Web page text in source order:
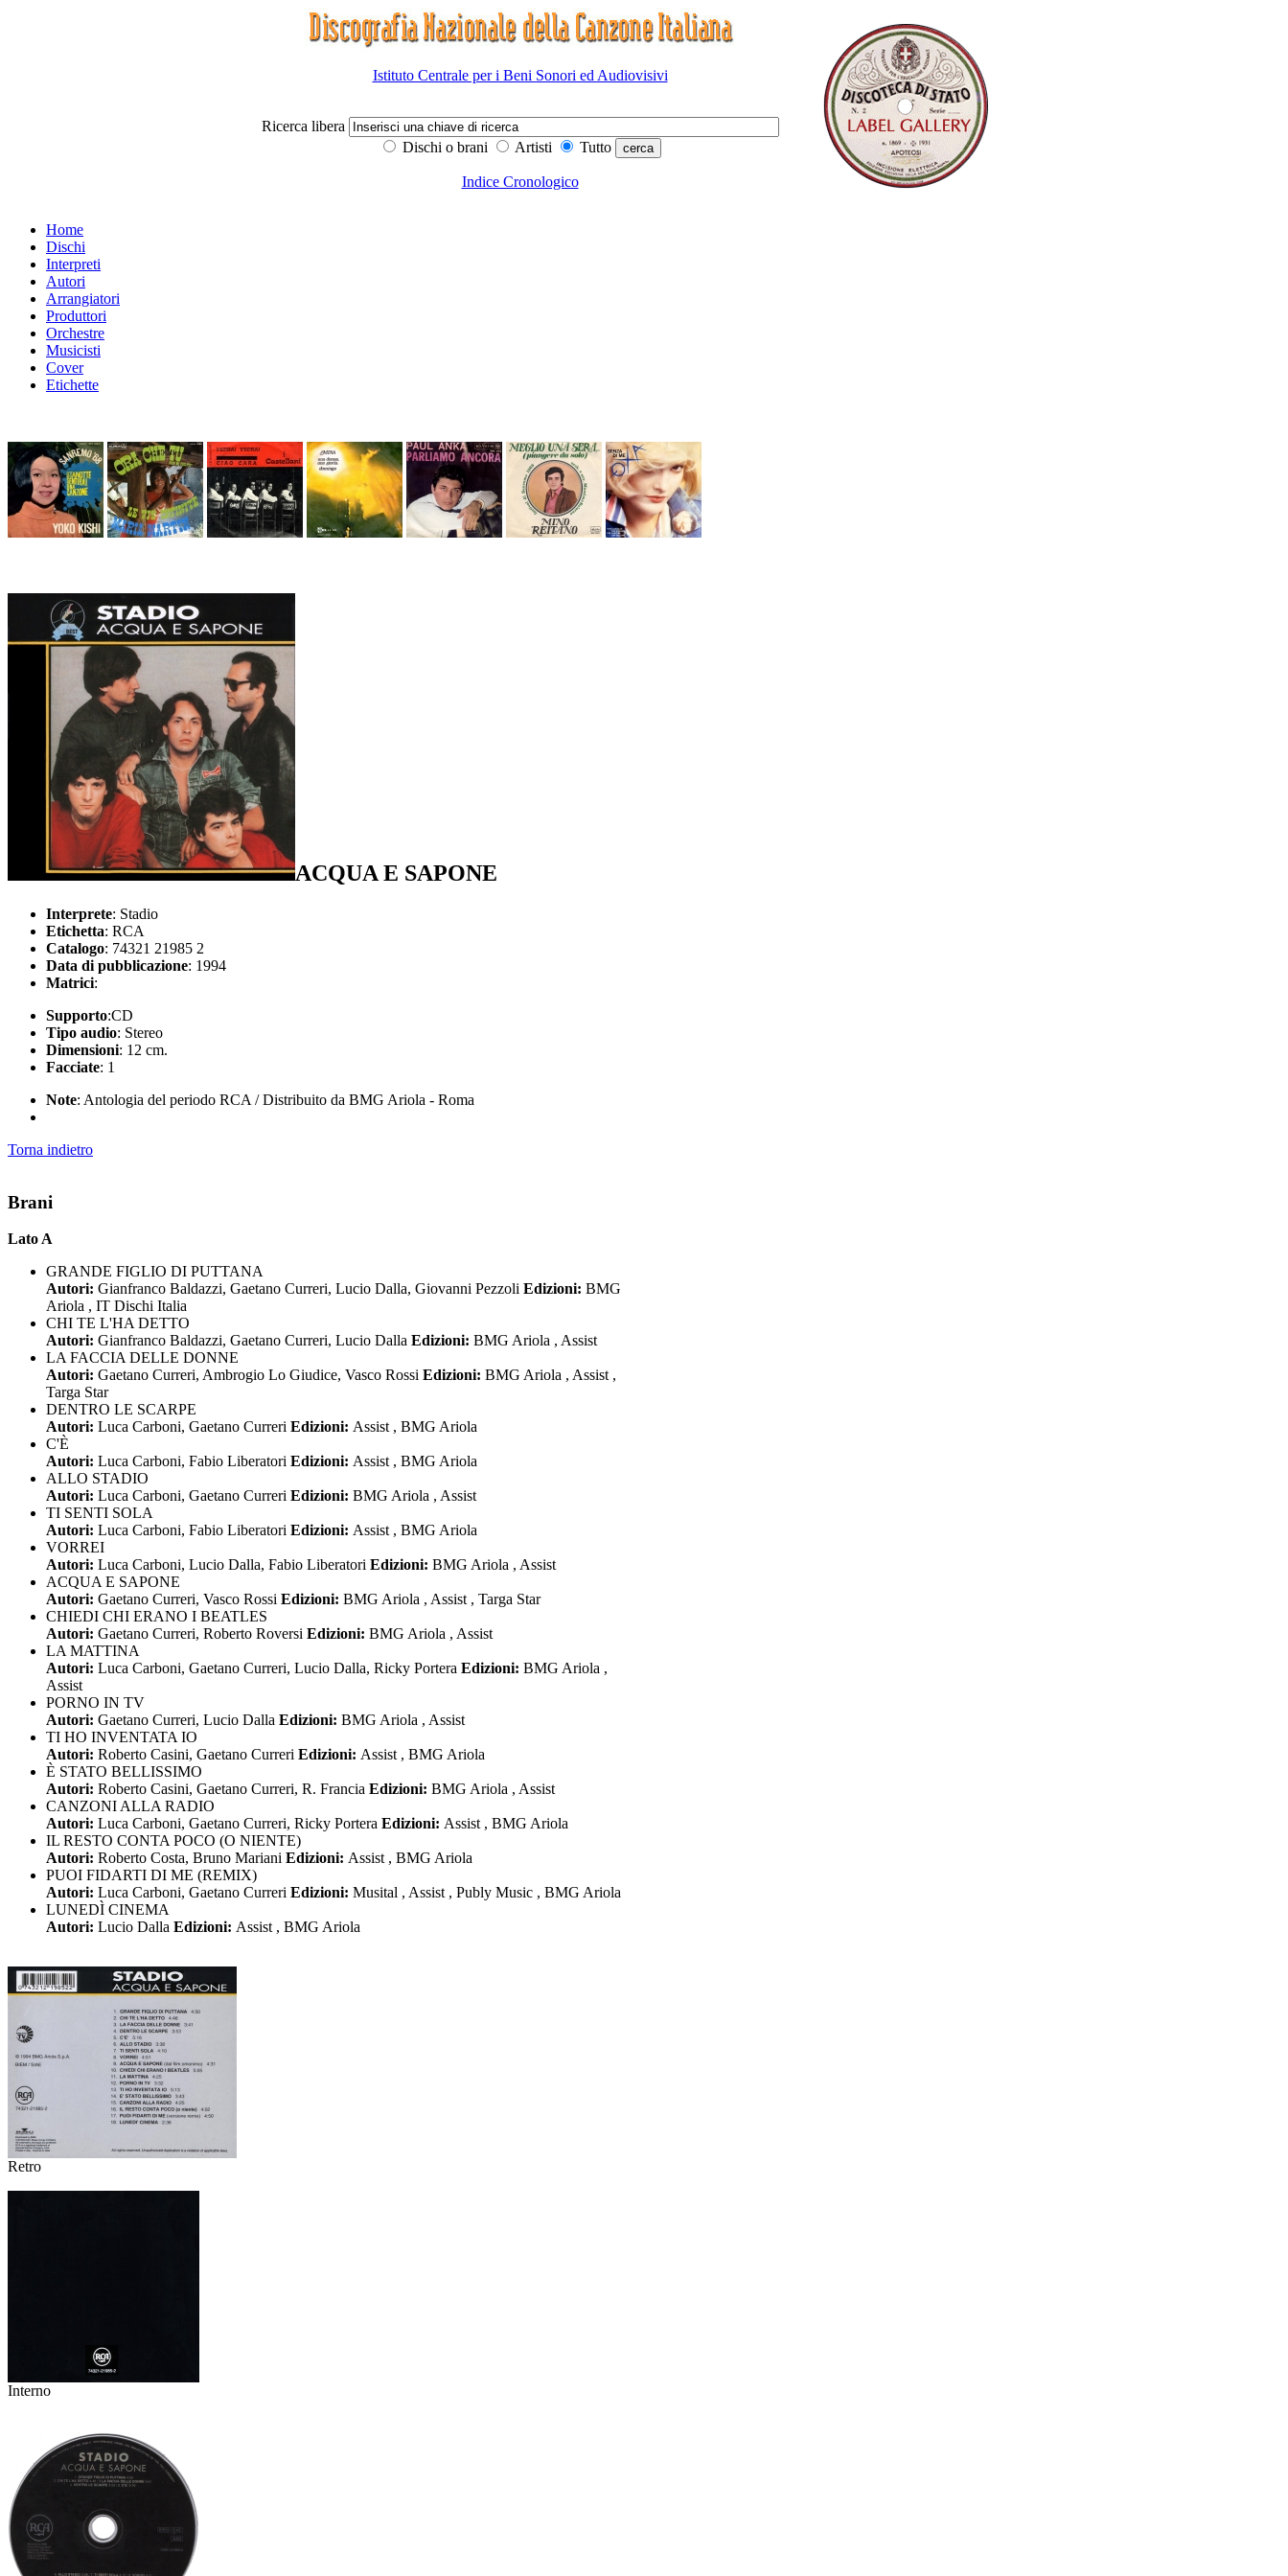
Istituto Centrale per i Beni Sonori ed Audiovisivi
Ricerca libera
Dischi o brani
Artisti Tutto
Indice Cronologico
Home
Dischi
Interpreti
Autori
Arrangiatori
Produttori
Orchestre
Musicisti
Cover
Etichette
ACQUA E SAPONE
Interprete: Stadio
Etichetta: RCA
Catalogo: 74321 21985 2
Data di pubblicazione: 1994
Matrici:
Supporto:CD
Tipo audio: Stereo
Dimensioni: 12 cm.
Facciate: 1
Note: Antologia del periodo RCA / Distribuito da BMG Ariola - Roma
Torna indietro
Brani
Lato A
GRANDE FIGLIO DI PUTTANA
Autori: Gianfranco Baldazzi, Gaetano Curreri, Lucio Dalla, Giovanni Pezzoli Edizioni: BMG
Ariola , IT Dischi Italia
CHI TE L'HA DETTO
Autori: Gianfranco Baldazzi, Gaetano Curreri, Lucio Dalla Edizioni: BMG Ariola , Assist
LA FACCIA DELLE DONNE
Autori: Gaetano Curreri, Ambrogio Lo Giudice, Vasco Rossi Edizioni: BMG Ariola , Assist ,
Targa Star
DENTRO LE SCARPE
Autori: Luca Carboni, Gaetano Curreri Edizioni: Assist , BMG Ariola
C'È
Autori: Luca Carboni, Fabio Liberatori Edizioni: Assist , BMG Ariola
ALLO STADIO
Autori: Luca Carboni, Gaetano Curreri Edizioni: BMG Ariola , Assist
TI SENTI SOLA
Autori: Luca Carboni, Fabio Liberatori Edizioni: Assist , BMG Ariola
VORREI
Autori: Luca Carboni, Lucio Dalla, Fabio Liberatori Edizioni: BMG Ariola , Assist
ACQUA E SAPONE
Autori: Gaetano Curreri, Vasco Rossi Edizioni: BMG Ariola , Assist , Targa Star
CHIEDI CHI ERANO I BEATLES
Autori: Gaetano Curreri, Roberto Roversi Edizioni: BMG Ariola , Assist
LA MATTINA
Autori: Luca Carboni, Gaetano Curreri, Lucio Dalla, Ricky Portera Edizioni: BMG Ariola ,
Assist
PORNO IN TV
Autori: Gaetano Curreri, Lucio Dalla Edizioni: BMG Ariola , Assist
TI HO INVENTATA IO
Autori: Roberto Casini, Gaetano Curreri Edizioni: Assist , BMG Ariola
È STATO BELLISSIMO
Autori: Roberto Casini, Gaetano Curreri, R. Francia Edizioni: BMG Ariola , Assist
CANZONI ALLA RADIO
Autori: Luca Carboni, Gaetano Curreri, Ricky Portera Edizioni: Assist , BMG Ariola
IL RESTO CONTA POCO (O NIENTE)
Autori: Roberto Costa, Bruno Mariani Edizioni: Assist , BMG Ariola
PUOI FIDARTI DI ME (REMIX)
Autori: Luca Carboni, Gaetano Curreri Edizioni: Musital , Assist , Publy Music , BMG Ariola
LUNEDÌ CINEMA
Autori: Lucio Dalla Edizioni: Assist , BMG Ariola
Retro
Interno